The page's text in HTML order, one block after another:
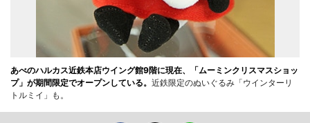
あべのハルカス近鉄本店ウイング館9階に現在、「ムーミンクリスマスショッ
プ」が期間限定でオープンしている。 近鉄限定のぬいぐるみ「ウインターリ
トルミイ」も。